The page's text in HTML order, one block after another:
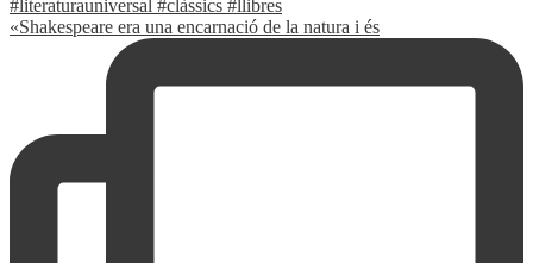
«Shakespeare era una encarnació de la natura i és